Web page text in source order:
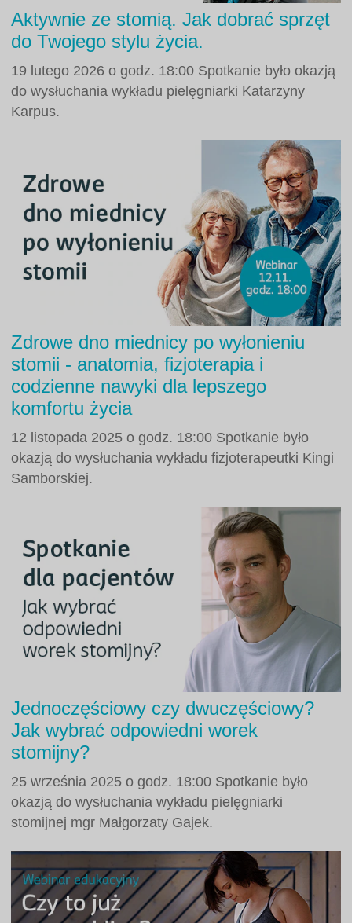
Aktywnie ze stomią. Jak dobrać sprzęt
do Twojego stylu życia.
19 lutego 2026 o godz. 18:00 Spotkanie było okazją
do wysłuchania wykładu pielęgniarki Katarzyny
Karpus.
Zdrowe dno miednicy po wyłonieniu
stomii - anatomia, fizjoterapia i
codzienne nawyki dla lepszego
komfortu życia
12 listopada 2025 o godz. 18:00 Spotkanie było
okazją do wysłuchania wykładu fizjoterapeutki Kingi
Samborskiej.
Jednoczęściowy czy dwuczęściowy?
Jak wybrać odpowiedni worek
stomijny?
25 września 2025 o godz. 18:00 Spotkanie było
okazją do wysłuchania wykładu pielęgniarki
stomijnej mgr Małgorzaty Gajek.